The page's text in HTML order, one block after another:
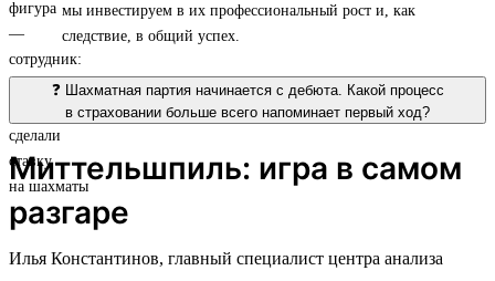
мы инвестируем в их профессиональный рост и, как
следствие, в общий успех.
❓ Шахматная партия начинается с дебюта. Какой процесс
в страховании больше всего напоминает первый ход?
Миттельшпиль: игра в самом
разгаре
Илья Константинов, главный специалист центра анализа